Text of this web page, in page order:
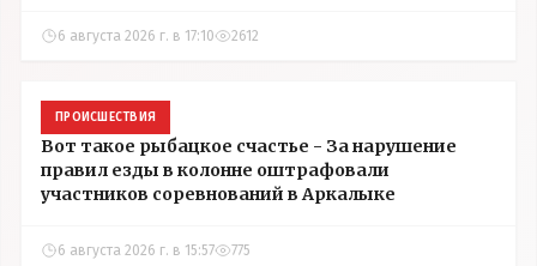
6 августа 2026 г. в 17:10 2612
ПРОИСШЕСТВИЯ
Вот такое рыбацкое счастье - За нарушение
правил езды в колонне оштрафовали
участников соревнований в Аркалыке
6 августа 2026 г. в 15:57 775